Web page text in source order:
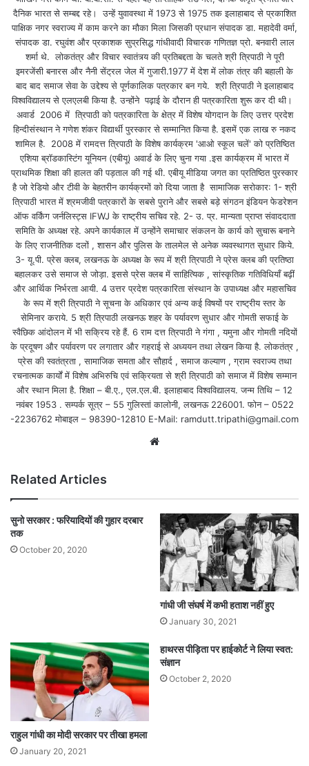
दैनिक भारत से सम्बद्द रहे। उन्हें युवावस्था में 1973 से 1975 तक इलाहाबाद से प्रकाशित
पाक्षिक नगर स्वराज्य में काम करने का मौका मिला जिसकी प्रधान संपादक डा. महादेवी वर्मा,
संपादक डा. रघुवंश और प्रकाशक सुप्रसिद्ध गांधीवादी विचारक गणितज्ञ प्रो. बनवारी लाल
शर्मा थे. लोकतंत्र और विचार स्वातंत्र्य की प्रतिबद्दता के चलते श्री त्रिपाठी ने पूरी
इमरजेंसी बनारस और नैनी सेंट्रल जेल में गुजारी.1977 में देश में लोक तंत्र की बहाली के
बाद बाद समाज सेवा के उद्देश्य से पूर्णकालिक पत्रकार बन गये. श्री त्रिपाठी ने इलाहाबाद
विश्वविद्यालय से एलएलबी किया है. उन्होंने पढ़ाई के दौरान ही पत्रकारिता शुरू कर दी थी।
अवार्ड 2006 में त्रिपाठी को पत्रकारिता के क्षेत्र में विशेष योगदान के लिए उत्तर प्रदेश
हिन्दीसंस्थान ने गणेश शंकर विद्यार्थी पुरस्कार से सम्मानित किया है. इसमें एक लाख रु नकद
शामिल है. 2008 में रामदत्त त्रिपाठी के विशेष कार्यक्रम 'आओ स्कूल चलें' को प्रतिष्ठित
एशिया ब्रॉडकास्टिंग यूनियन (एबीयू) अवार्ड के लिए चुना गया .इस कार्यक्रम में भारत में
प्राथमिक शिक्षा की हालत की पड़ताल की गई थी. एबीयू मीडिया जगत का प्रतिष्ठित पुरस्कार
है जो रेडियो और टीवी के बेहतरीन कार्यक्रमों को दिया जाता है सामाजिक सरोकार: 1- श्री
त्रिपाठी भारत में श्रमजीवी पत्रकारों के सबसे पुराने और सबसे बड़े संगठन इंडियन फेडरेशन
ऑफ वर्किंग जर्नलिस्ट्स IFWJ के राष्ट्रीय सचिव रहे. 2- उ. प्र. मान्यता प्राप्त संवाददाता
समिति के अध्यक्ष रहे. अपने कार्यकाल में उन्होंने समाचार संकलन के कार्य को सुचारू बनाने
के लिए राजनीतिक दलों , शासन और पुलिस के तालमेल से अनेक व्यवस्थागत सुधार किये.
3- यू.पी. प्रेस क्लब, लखनऊ के अध्यक्ष के रूप में श्री त्रिपाठी ने प्रेस क्लब की प्रतिष्ठा
बहालकर उसे समाज से जोड़ा. इससे प्रेस क्लब में साहित्यिक , सांस्कृतिक गतिविधियाँ बढ़ीं
और आर्थिक निर्भरता आयी. 4 उत्तर प्रदेश पत्रकारिता संस्थान के उपाध्यक्ष और महासचिव
के रूप में श्री त्रिपाठी ने सूचना के अधिकार एवं अन्य कई विषयों पर राष्ट्रीय स्तर के
सेमिनार कराये. 5 श्री त्रिपाठी लखनऊ शहर के पर्यावरण सुधार और गोमती सफाई के
स्वैछिक आंदोलन में भी सक्रिय रहे हैं. 6 राम दत्त त्रिपाठी ने गंगा , यमुना और गोमती नदियों
के प्रदूषण और पर्यावरण पर लगातार और गहराई से अध्ययन तथा लेखन किया है. लोकतंत्र ,
प्रेस की स्वतंत्रता , सामाजिक समता और सौहार्द , समाज कल्याण , ग्राम स्वराज्य तथा
रचनात्मक कार्यों में विशेष अभिरुचि एवं सक्रियता से श्री त्रिपाठी को समाज में विशेष सम्मान
और स्थान मिला है. शिक्षा – बी.ए., एल.एल.बी. इलाहाबाद विश्वविद्यालय. जन्म तिथि – 12
नवंबर 1953 . सम्पर्क सूत्र – 55 गुलिस्तां कालोनी, लखनऊ 226001. फोन – 0522
-2236762 मोबाइल – 98390-12810 E-Mail: ramdutt.tripathi@gmail.com
Related Articles
सुनो सरकार : फरियादियों की गुहार दरबार
तक
October 20, 2020
गांधी जी संघर्ष में कभी हताश नहीं हुए
January 30, 2021
राहुल गांधी का मोदी सरकार पर तीखा हमला
January 20, 2021
हाथरस पीड़िता पर हाईकोर्ट ने लिया स्वत:
संज्ञान
October 2, 2020